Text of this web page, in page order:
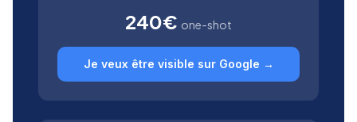
240€ one-shot
Je veux être visible sur Google →